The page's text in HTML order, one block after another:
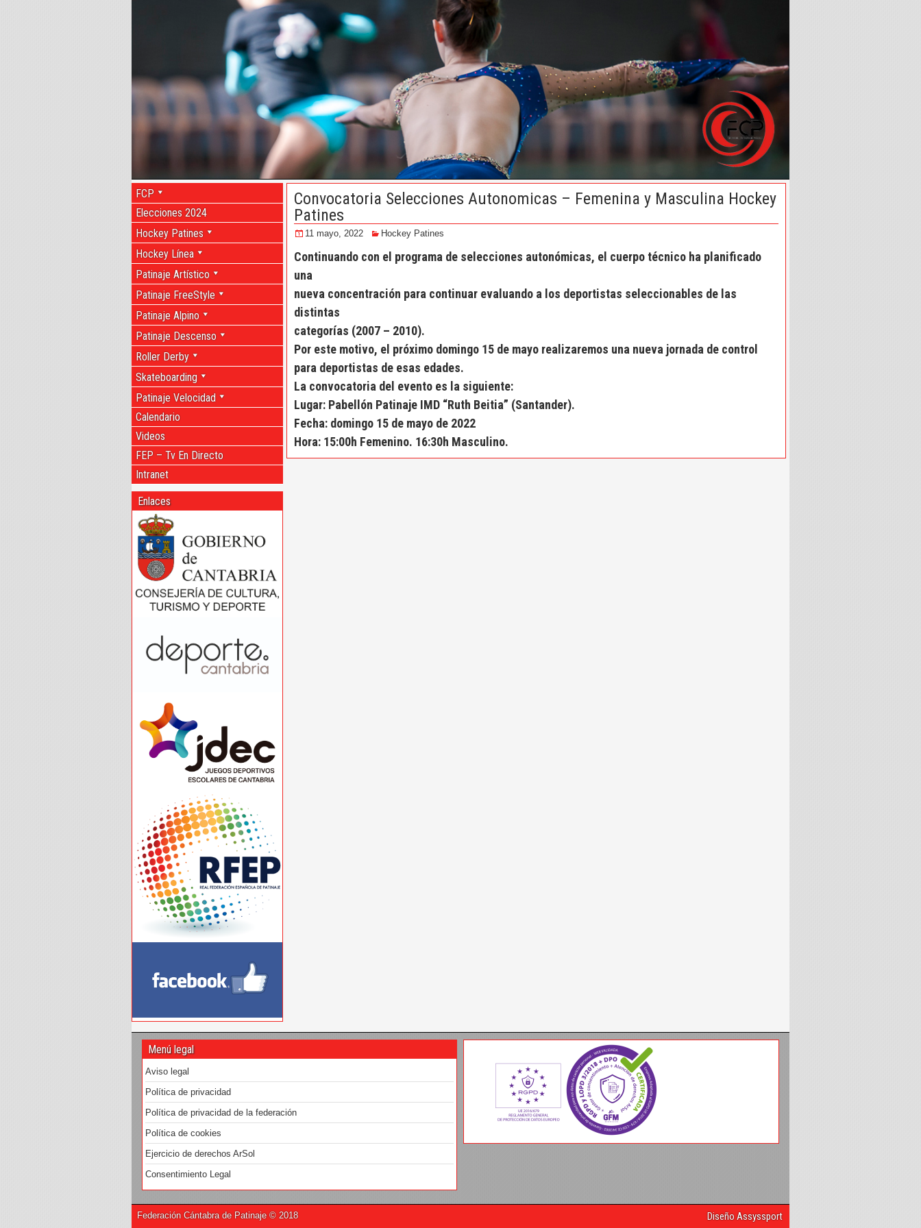
Convocatoria Selecciones Autonomicas – Femenina y Masculina Hockey
Patines
11 mayo, 2022 Hockey Patines
Continuando con el programa de selecciones autonómicas, el cuerpo técnico ha planificado
una
nueva concentración para continuar evaluando a los deportistas seleccionables de las
distintas
categorías (2007 – 2010).
Por este motivo, el próximo domingo 15 de mayo realizaremos una nueva jornada de control
para deportistas de esas edades.
La convocatoria del evento es la siguiente:
Lugar: Pabellón Patinaje IMD “Ruth Beitia” (Santander).
Fecha: domingo 15 de mayo de 2022
Hora: 15:00h Femenino. 16:30h Masculino.
FCP
Elecciones 2024
Hockey Patines
Hockey Línea
Patinaje Artístico
Patinaje FreeStyle
Patinaje Alpino
Patinaje Descenso
Roller Derby
Skateboarding
Patinaje Velocidad
Calendario
Videos
FEP – Tv En Directo
Intranet
Enlaces
Menú legal
Aviso legal
Política de privacidad
Política de privacidad de la federación
Política de cookies
Ejercicio de derechos ArSol
Consentimiento Legal
Federación Cántabra de Patinaje © 2018 Diseño Assyssport